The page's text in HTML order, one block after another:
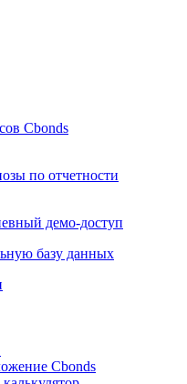
Cbonds
по отчетности
демо-доступ
базу данных
Cbonds